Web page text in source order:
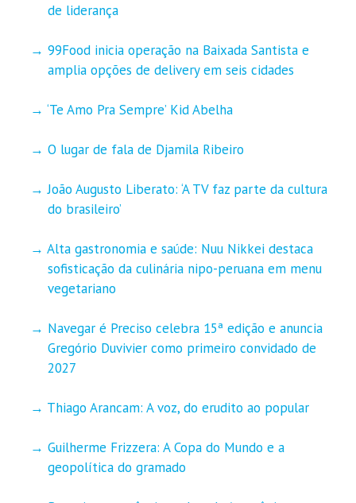
de liderança
99Food inicia operação na Baixada Santista e
amplia opções de delivery em seis cidades
‘Te Amo Pra Sempre’ Kid Abelha
O lugar de fala de Djamila Ribeiro
João Augusto Liberato: ‘A TV faz parte da cultura
do brasileiro’
Alta gastronomia e saúde: Nuu Nikkei destaca
sofisticação da culinária nipo-peruana em menu
vegetariano
Navegar é Preciso celebra 15ª edição e anuncia
Gregório Duvivier como primeiro convidado de
2027
Thiago Arancam: A voz, do erudito ao popular
Guilherme Frizzera: A Copa do Mundo e a
geopolítica do gramado